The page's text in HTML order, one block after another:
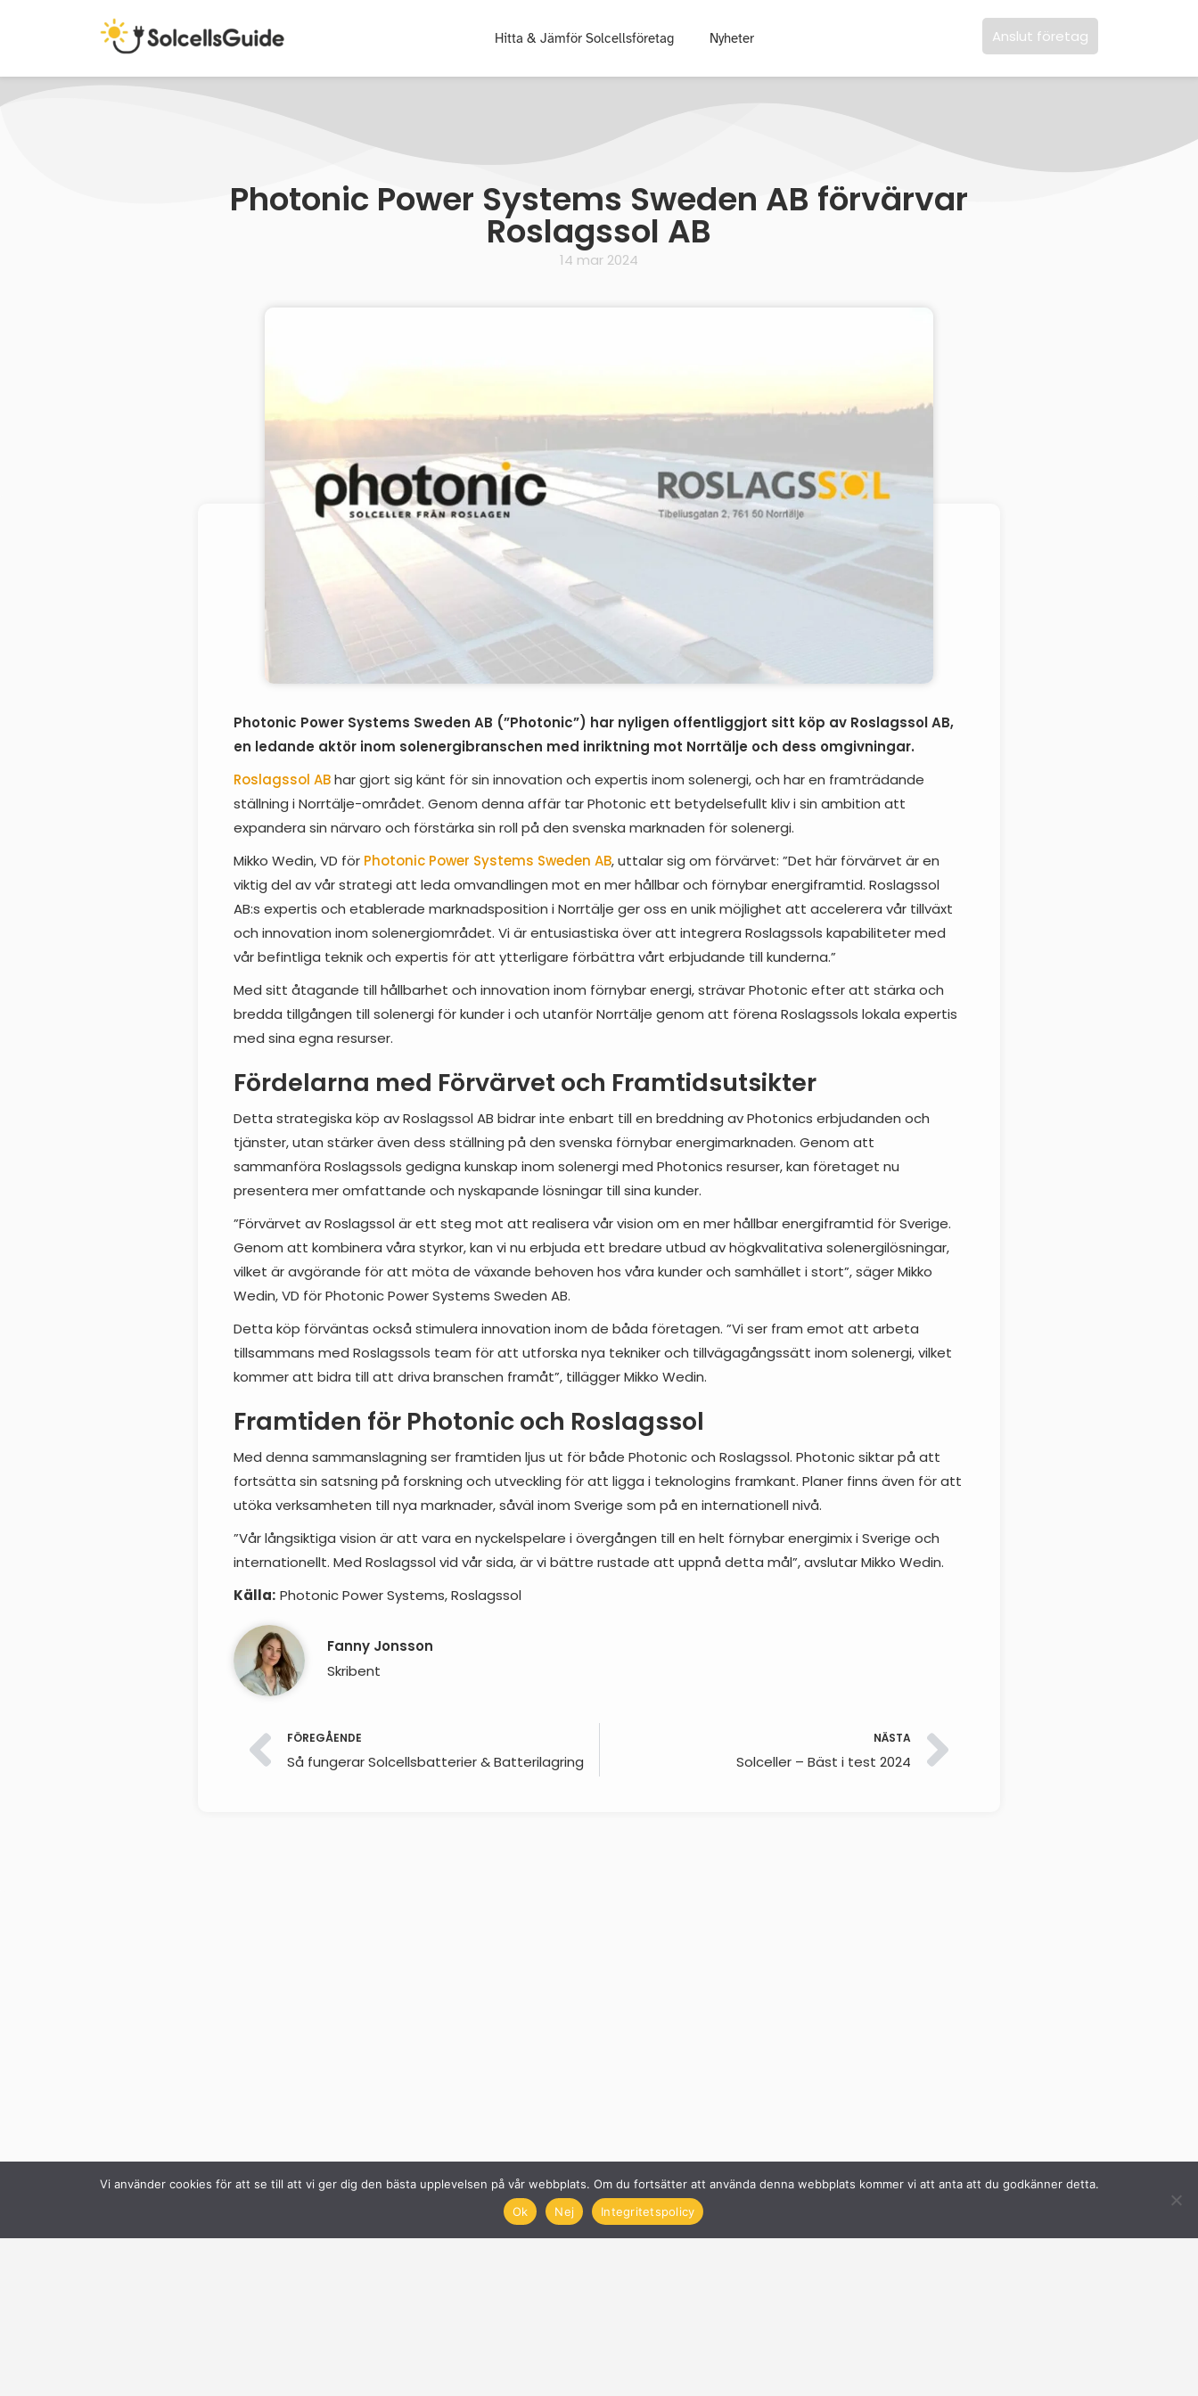
Hitta & Jämför Solcellsföretag Nyheter Anslut företag
Photonic Power Systems Sweden AB förvärvar
Roslagssol AB
14 mar 2024
Photonic Power Systems Sweden AB (”Photonic”) har nyligen offentliggjort sitt köp av Roslagssol AB,
en ledande aktör inom solenergibranschen med inriktning mot Norrtälje och dess omgivningar.
Roslagssol ABhar gjort sig känt för sin innovation och expertis inom solenergi, och har en framträdande
ställning i Norrtälje-området. Genom denna affär tar Photonic ett betydelsefullt kliv i sin ambition att
expandera sin närvaro och förstärka sin roll på den svenska marknaden för solenergi.
Mikko Wedin, VD för Photonic Power Systems Sweden AB, uttalar sig om förvärvet: ”Det här förvärvet är en
viktig del av vår strategi att leda omvandlingen mot en mer hållbar och förnybar energiframtid. Roslagssol
AB:s expertis och etablerade marknadsposition i Norrtälje ger oss en unik möjlighet att accelerera vår tillväxt
och innovation inom solenergiområdet. Vi är entusiastiska över att integrera Roslagssols kapabiliteter med
vår befintliga teknik och expertis för att ytterligare förbättra vårt erbjudande till kunderna.”
Med sitt åtagande till hållbarhet och innovation inom förnybar energi, strävar Photonic efter att stärka och
bredda tillgången till solenergi för kunder i och utanför Norrtälje genom att förena Roslagssols lokala expertis
med sina egna resurser.
Fördelarna med Förvärvet och Framtidsutsikter
Detta strategiska köp av Roslagssol AB bidrar inte enbart till en breddning av Photonics erbjudanden och
tjänster, utan stärker även dess ställning på den svenska förnybar energimarknaden. Genom att
sammanföra Roslagssols gedigna kunskap inom solenergi med Photonics resurser, kan företaget nu
presentera mer omfattande och nyskapande lösningar till sina kunder.
”Förvärvet av Roslagssol är ett steg mot att realisera vår vision om en mer hållbar energiframtid för Sverige.
Genom att kombinera våra styrkor, kan vi nu erbjuda ett bredare utbud av högkvalitativa solenergilösningar,
vilket är avgörande för att möta de växande behoven hos våra kunder och samhället i stort”, säger Mikko
Wedin, VD för Photonic Power Systems Sweden AB.
Detta köp förväntas också stimulera innovation inom de båda företagen. ”Vi ser fram emot att arbeta
tillsammans med Roslagssols team för att utforska nya tekniker och tillvägagångssätt inom solenergi, vilket
kommer att bidra till att driva branschen framåt”, tillägger Mikko Wedin.
Framtiden för Photonic och Roslagssol
Med denna sammanslagning ser framtiden ljus ut för både Photonic och Roslagssol. Photonic siktar på att
fortsätta sin satsning på forskning och utveckling för att ligga i teknologins framkant. Planer finns även för att
utöka verksamheten till nya marknader, såväl inom Sverige som på en internationell nivå.
”Vår långsiktiga vision är att vara en nyckelspelare i övergången till en helt förnybar energimix i Sverige och
internationellt. Med Roslagssol vid vår sida, är vi bättre rustade att uppnå detta mål”, avslutar Mikko Wedin.
Källa: Photonic Power Systems, Roslagssol
Fanny Jonsson
Skribent
FÖREGÅENDE
Så fungerar Solcellsbatterier & Batterilagring
NÄSTA
Solceller – Bäst i test 2024
Vi använder cookies för att se till att vi ger dig den bästa upplevelsen på vår webbplats. Om du fortsätter att använda denna webbplats kommer vi att anta att du godkänner detta.
Ok
Nej Integritetspolicy